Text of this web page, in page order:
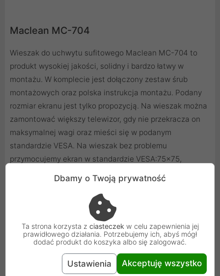
Maclean MC-704
Wieszak do uchwytu sufitowego Maclean MC-704 to
produkt wysokiej jakości, solidny i bardzo łatwy w
montażu. W komplecie jest dołączony zestaw śrub
montażowych oraz polska instrukcja montażu. Podany
rozmiar ekranu jest tylko propozycją. Na wieszak można
zamontować większy telewizor, gdy nie przekracza on
maksymalnej wagi oraz mieści się w podanym
standardzie VESA. Na wieszak bez problemu
przymocujemy ekran w standardzie VESA:75x75,
Dbamy o Twoją prywatność
Ta strona korzysta z ciasteczek w celu zapewnienia jej
prawidłowego działania. Potrzebujemy ich, abyś mógł
dodać produkt do koszyka albo się zalogować.
Ustawienia Akceptuję wszystko